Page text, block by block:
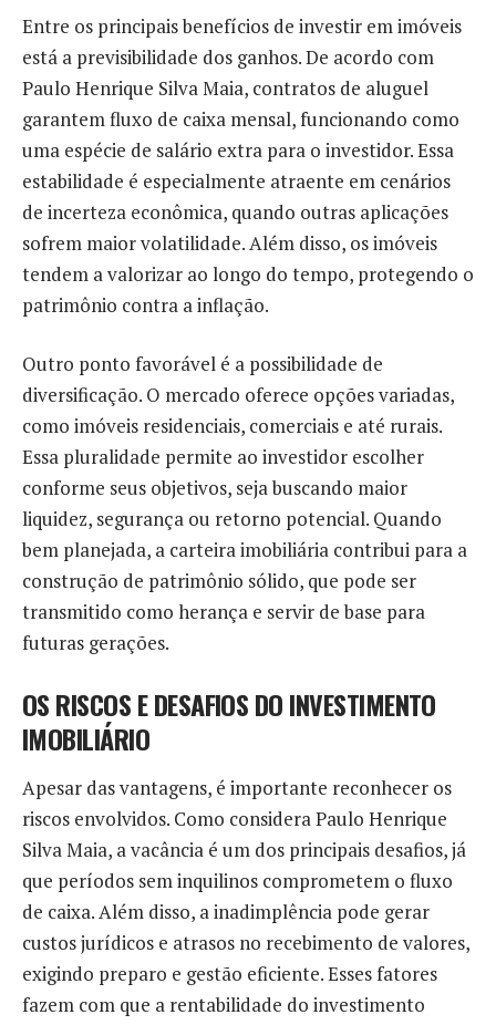
Entre os principais benefícios de investir em imóveis
está a previsibilidade dos ganhos. De acordo com
Paulo Henrique Silva Maia, contratos de aluguel
garantem fluxo de caixa mensal, funcionando como
uma espécie de salário extra para o investidor. Essa
estabilidade é especialmente atraente em cenários
de incerteza econômica, quando outras aplicações
sofrem maior volatilidade. Além disso, os imóveis
tendem a valorizar ao longo do tempo, protegendo o
patrimônio contra a inflação.
Outro ponto favorável é a possibilidade de
diversificação. O mercado oferece opções variadas,
como imóveis residenciais, comerciais e até rurais.
Essa pluralidade permite ao investidor escolher
conforme seus objetivos, seja buscando maior
liquidez, segurança ou retorno potencial. Quando
bem planejada, a carteira imobiliária contribui para a
construção de patrimônio sólido, que pode ser
transmitido como herança e servir de base para
futuras gerações.
OS RISCOS E DESAFIOS DO INVESTIMENTO
IMOBILIÁRIO
Apesar das vantagens, é importante reconhecer os
riscos envolvidos. Como considera Paulo Henrique
Silva Maia, a vacância é um dos principais desafios, já
que períodos sem inquilinos comprometem o fluxo
de caixa. Além disso, a inadimplência pode gerar
custos jurídicos e atrasos no recebimento de valores,
exigindo preparo e gestão eficiente. Esses fatores
fazem com que a rentabilidade do investimento